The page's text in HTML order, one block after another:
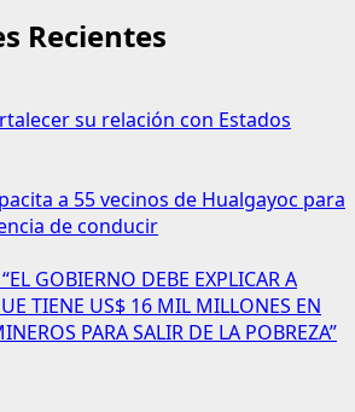
Recientes
su relación con Estados
a 55 vecinos de Hualgayoc para
de conducir
GOBIERNO DEBE EXPLICAR A
TIENE US$ 16 MIL MILLONES EN
PARA SALIR DE LA POBREZA”